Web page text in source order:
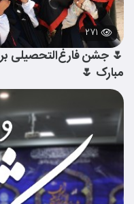
۲۷۱
🌷 جشن فارغ‌التحصیلی
مبارک 🌷